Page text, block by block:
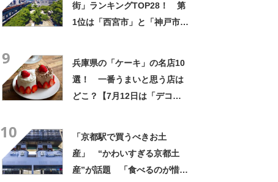
街」ランキングTOP28！ 第
1位は「西宮市」と「神戸市東
9
兵庫県の「ケーキ」の名店10
選！ 一番うまいと思う店は
どこ？【7月12日は「デコレ
10
「京都駅で買うべきお土
産」 “かわいすぎる京都土
産”が話題 「食べるのが惜し